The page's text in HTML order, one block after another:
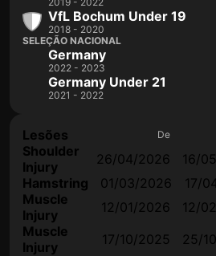
VfL Bochum Under 19
2018 - 2020
SELEÇÃO NACIONAL
Germany
2022 - 2023
Germany Under 21
2021 - 2022
Lesões De
Shoulder
Injury
26/04/2026 16/
Hamstring
01/03/2026 17/
Muscle
Injury
12/01/2026 12/
Muscle
Injury
17/10/2025 25/